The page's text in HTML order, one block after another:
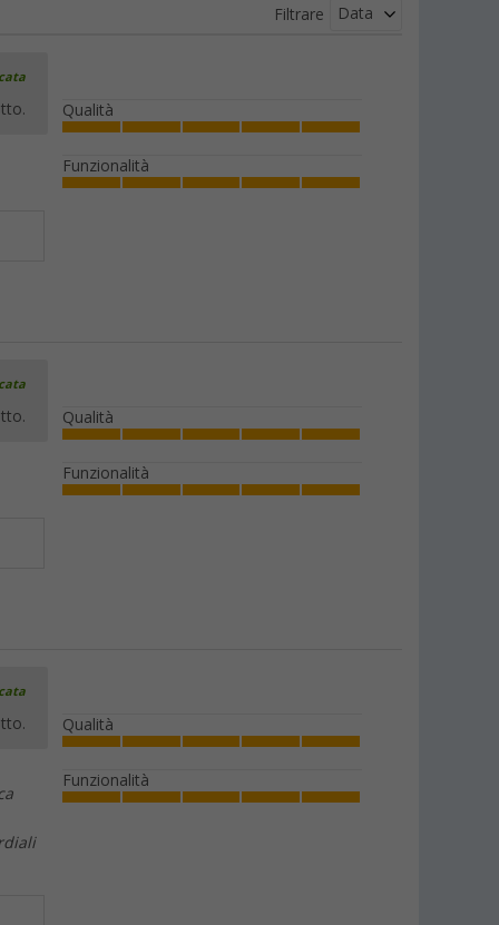
Elastici di sospensione Berger per
5 pezzi
6,99€PVP8,99€
Filtrare Data
Qualità
Funzionalità
Qualità
Funzionalità
Qualità
Funzionalità